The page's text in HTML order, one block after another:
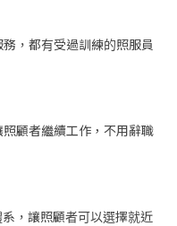
，都有受過訓練的照服員
顧者繼續工作，不用辭職
，讓照顧者可以選擇就近